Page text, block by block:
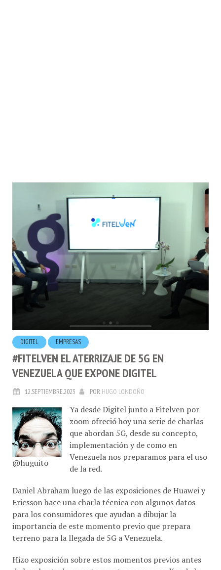
DIGITEL EMPRESAS
#FITELVEN EL ATERRIZAJE DE 5G EN
VENEZUELA QUE EXPONE DIGITEL
12.SEPTIEMBRE.2023
@huguito
zoom ofreció hoy una serie de charlas
que abordan 5G, desde su concepto,
implementación y de como en
Venezuela nos preparamos para el uso
de la red.
Ericsson hace una charla técnica con algunos datos
para los consumidores que ayudan a dibujar la
importancia de este momento previo que prepara
terreno para la llegada de 5G a Venezuela.
de la subasta de espectro y estamos a unos días de la